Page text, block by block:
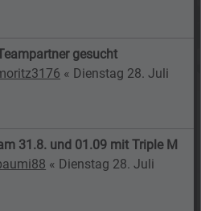
gesucht
« Dienstag 28. Juli
31.8. und 01.09 mit Triple M
« Dienstag 28. Juli